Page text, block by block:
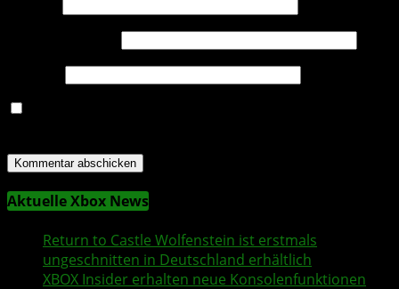
Aktuelle Xbox News
Return to Castle Wolfenstein ist erstmals
ungeschnitten in Deutschland erhältlich
XBOX Insider erhalten neue Konsolenfunktionen